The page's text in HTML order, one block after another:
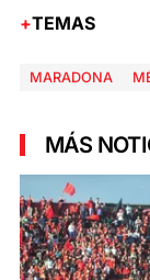
TEMAS
MARADONA
MÁS